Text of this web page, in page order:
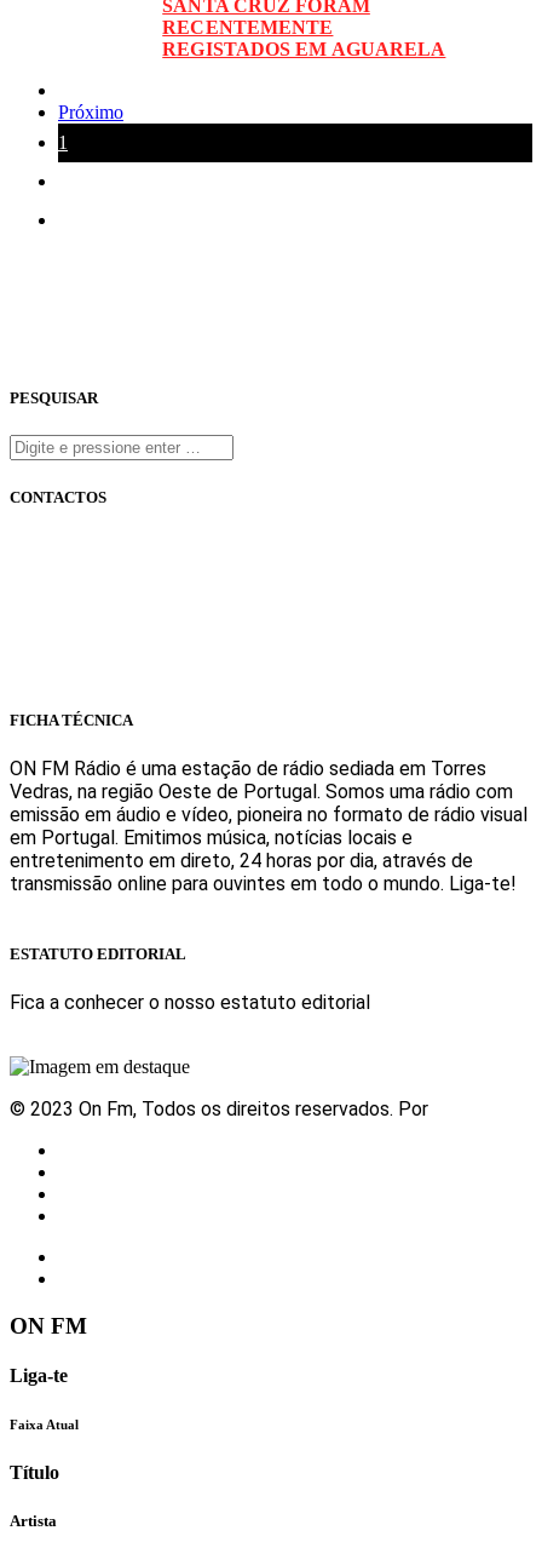
SANTA CRUZ FORAM
RECENTEMENTE
REGISTADOS EM AGUARELA
Próximo
1
PESQUISAR
CONTACTOS
FICHA TÉCNICA
ON FM Rádio é uma estação de rádio sediada em Torres
Vedras, na região Oeste de Portugal. Somos uma rádio com
emissão em áudio e vídeo, pioneira no formato de rádio visual
em Portugal. Emitimos música, notícias locais e
entretenimento em direto, 24 horas por dia, através de
transmissão online para ouvintes em todo o mundo. Liga-te!
ESTATUTO EDITORIAL
Fica a conhecer o nosso estatuto editorial
© 2023 On Fm, Todos os direitos reservados. Por
ON FM
Liga-te
Faixa Atual
Título
Artista